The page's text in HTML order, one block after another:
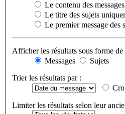
Le contenu des
Le titre des sujets
Le premier message des
Afficher les résultats sous forme de
Messages
Sujets
Trier les résultats par :
Limiter les résultats selon leur